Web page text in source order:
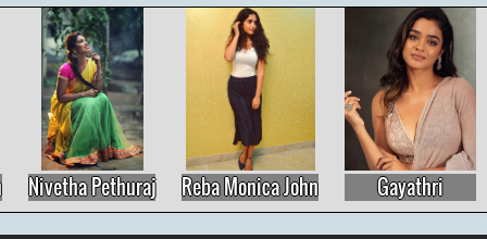
Reba Monica John Gayathri Lavanya Tripathi